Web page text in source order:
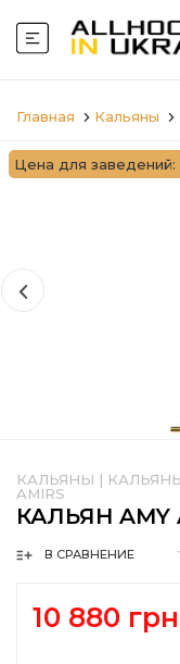
Главная Кальяны
Цена для заведений:
КАЛЬЯНЫ |
AMIRS
КАЛЬЯН AMY
В СРАВНЕНИЕ
10 880